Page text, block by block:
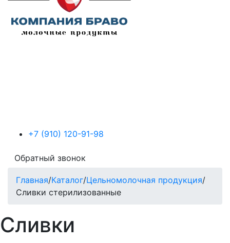
+7 (910) 120-91-98
Обратный звонок
Главная/Каталог/Цельномолочная продукция/
Сливки стерилизованные
Сливки